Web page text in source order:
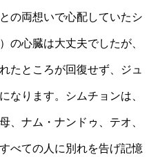
の両想いで心配していたシ
の心臓は大丈夫でしたが、
たところが回復せず、ジュ
なります。シムチョンは、
、ナム・ナンドゥ、テオ、
べての人に別れを告げ記憶